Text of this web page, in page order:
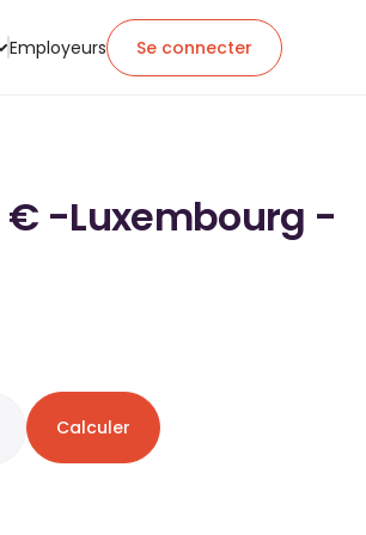
Employeurs Se connecter
€ -Luxembourg -
Calculer